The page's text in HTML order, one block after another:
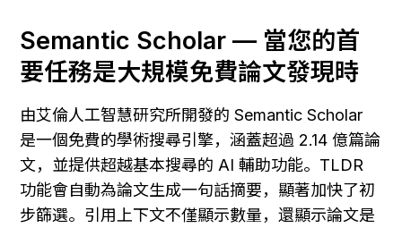
Semantic Scholar — 當您的首
要任務是大規模免費論文發現時
由艾倫人工智慧研究所開發的 Semantic Scholar
是一個免費的學術搜尋引擎，涵蓋超過 2.14 億篇論
文，並提供超越基本搜尋的 AI 輔助功能。TLDR
功能會自動為論文生成一句話摘要，顯著加快了初
步篩選。引用上下文不僅顯示數量，還顯示論文是